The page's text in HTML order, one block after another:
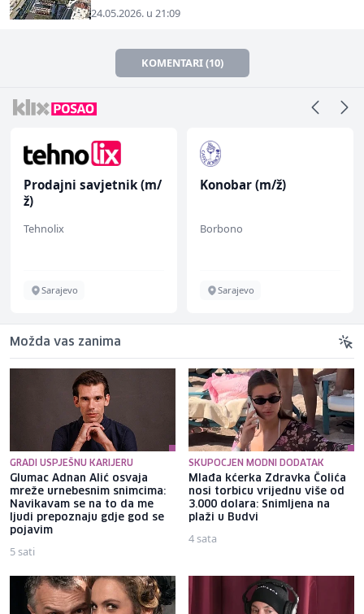
24.05.2026. u 21:09
KOMENTARI (10)
Prodajni savjetnik (m/
ž)
Tehnolix
Sarajevo
Konobar (m/ž)
Borbono
Sarajevo
Možda vas zanima
GRADI USPJEŠNU KARIJERU
Glumac Adnan Alić osvaja
mreže urnebesnim snimcima:
Navikavam se na to da me
ljudi prepoznaju gdje god se
pojavim
5 sati
SKUPOCJEN MODNI DODATAK
Mlađa kćerka Zdravka Čolića
nosi torbicu vrijednu više od
3.000 dolara: Snimljena na
plaži u Budvi
4 sata